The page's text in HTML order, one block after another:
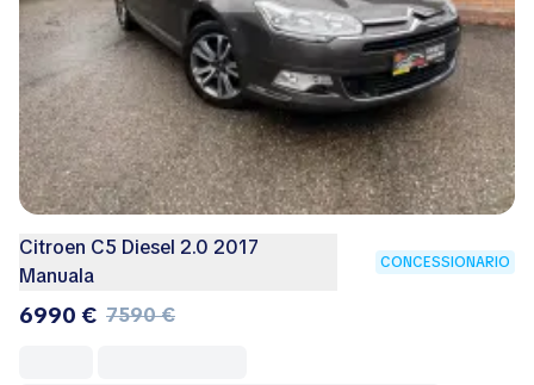
Citroen C5 Diesel 2.0 2017
Manuala
CONCESSIONARIO
6990 € 7590 €